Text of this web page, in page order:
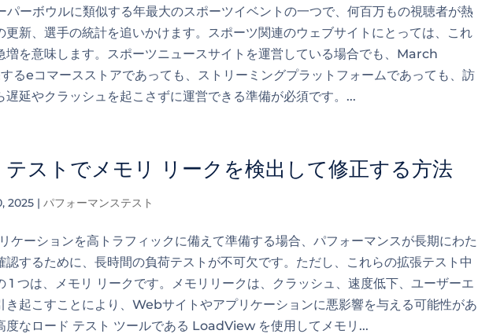
ーボウルに類似する年最大のスポーツイベントの一つで、何百万もの視聴者が熱
更新、選手の統計を追いかけます。スポーツ関連のウェブサイトにとっては、これ
増を意味します。スポーツニュースサイトを運営している場合でも、March
るeコマースストアであっても、ストリーミングプラットフォームであっても、訪
遅延やクラッシュを起こさずに運営できる準備が必須です。...
ストでメモリ リークを検出して修正する方法
2025 |パフォーマンステスト
ケーションを高トラフィックに備えて準備する場合、パフォーマンスが長期にわた
認するために、長時間の負荷テストが不可欠です。ただし、これらの拡張テスト中
1 つは、メモリ リークです。メモリリークは、クラッシュ、速度低下、ユーザーエ
き起こすことにより、Webサイトやアプリケーションに悪影響を与える可能性があ
度なロード テスト ツールである LoadView を使用してメモリ...